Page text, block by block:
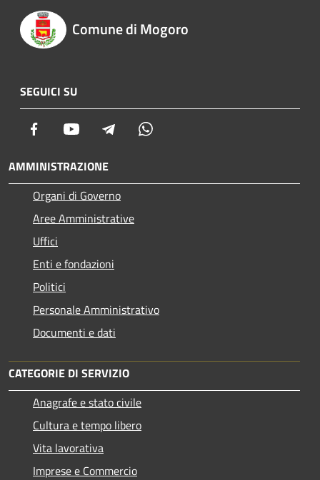
Comune di Mogoro
SEGUICI SU
Facebook Youtube Telegram
AMMINISTRAZIONE
Organi di Governo
Aree Amministrative
Uffici
Enti e fondazioni
Politici
Personale Amministrativo
Documenti e dati
CATEGORIE DI SERVIZIO
Anagrafe e stato civile
Cultura e tempo libero
Vita lavorativa
Imprese e Commercio